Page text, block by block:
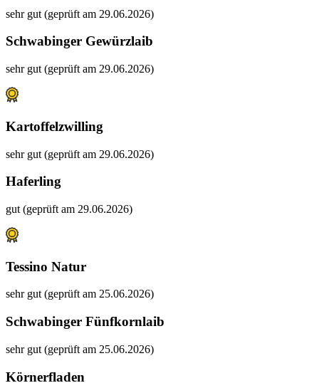
sehr gut (geprüft am 29.06.2026)
Schwabinger Gewürzlaib
sehr gut (geprüft am 29.06.2026)
Kartoffelzwilling
sehr gut (geprüft am 29.06.2026)
Haferling
gut (geprüft am 29.06.2026)
Tessino Natur
sehr gut (geprüft am 25.06.2026)
Schwabinger Fünfkornlaib
sehr gut (geprüft am 25.06.2026)
Körnerfladen